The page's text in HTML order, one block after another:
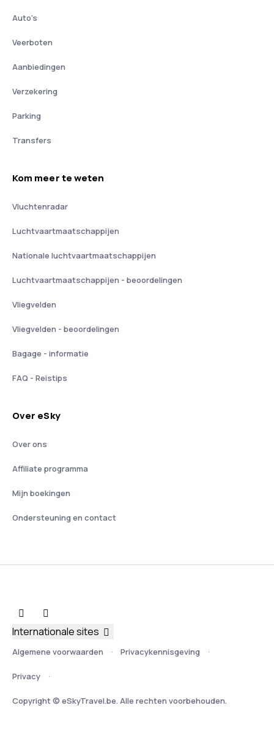
Auto's
Veerboten
Aanbiedingen
Verzekering
Parking
Transfers
Kom meer te weten
Vluchtenradar
Luchtvaartmaatschappijen
Nationale luchtvaartmaatschappijen
Luchtvaartmaatschappijen - beoordelingen
Vliegvelden
Vliegvelden - beoordelingen
Bagage - informatie
FAQ - Reistips
Over eSky
Over ons
Affiliate programma
Mijn boekingen
Ondersteuning en contact
Algemene voorwaarden Privacykennisgeving
Privacy
Copyright © eSkyTravel.be. Alle rechten voorbehouden.
Internationale sites